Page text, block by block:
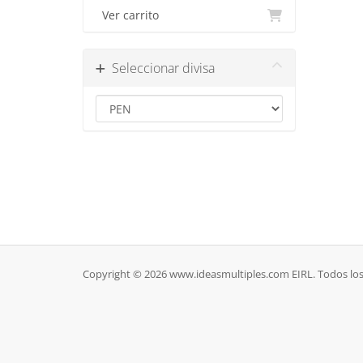
Ver carrito
Seleccionar divisa
Copyright © 2026 www.ideasmultiples.com EIRL. Todos